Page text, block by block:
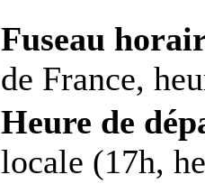
Fuseau
de France,
Heure de
locale (17h,